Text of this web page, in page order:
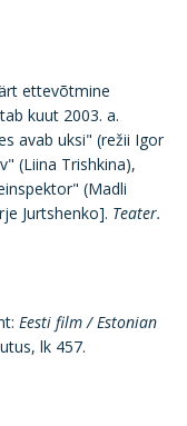
ettevõtmine
kuut 2003. a.
avab uksi" (režii Igor
(Liina Trishkina),
(Madli
Jurtshenko]. Teater.
Eesti film / Estonian
lk 457.